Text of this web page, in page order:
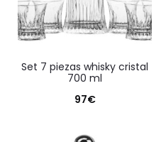
set 7 piezas whisky cristal
700 ml
97€